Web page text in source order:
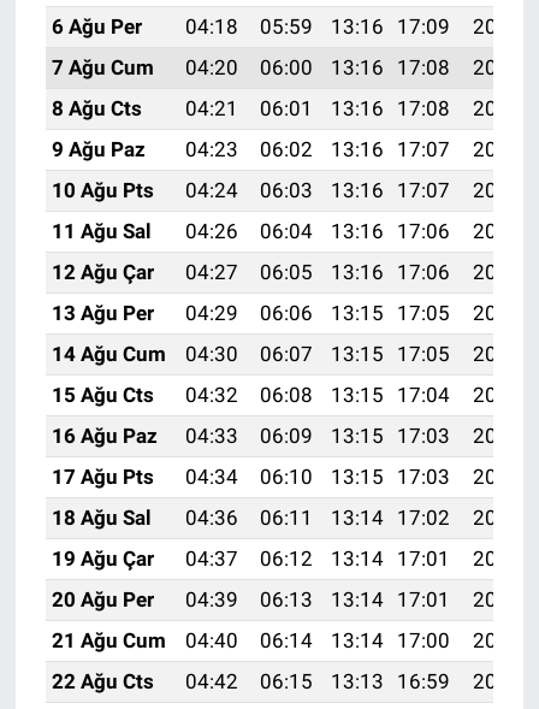
6 Ağu Per
04:18 05:59 13:16 17:09
20:23
7 Ağu Cum
04:20 06:00 13:16 17:08
20:22
8 Ağu Cts
04:21 06:01 13:16 17:08
20:21
9 Ağu Paz
04:23 06:02 13:16 17:07
20:20
10 Ağu Pts
04:24 06:03 13:16 17:07
20:18
11 Ağu Sal
04:26 06:04 13:16 17:06
20:17
12 Ağu Çar
04:27 06:05 13:16 17:06
20:16
13 Ağu Per
04:29 06:06 13:15 17:05
20:15
14 Ağu Cum
04:30 06:07 13:15 17:05
20:13
15 Ağu Cts
04:32 06:08 13:15 17:04
20:12
16 Ağu Paz
04:33 06:09 13:15 17:03
20:10
17 Ağu Pts
04:34 06:10 13:15 17:03
20:09
18 Ağu Sal
04:36 06:11 13:14 17:02
20:08
19 Ağu Çar
04:37 06:12 13:14 17:01
20:06
20 Ağu Per
04:39 06:13 13:14 17:01
20:05
21 Ağu Cum
04:40 06:14 13:14 17:00
20:03
22 Ağu Cts
04:42 06:15 13:13 16:59
20:02